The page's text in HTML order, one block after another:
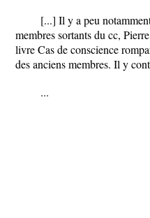
[...] Il y a peu
membres sortants du cc,
livre Cas de conscience
des anciens membres. Il y
...